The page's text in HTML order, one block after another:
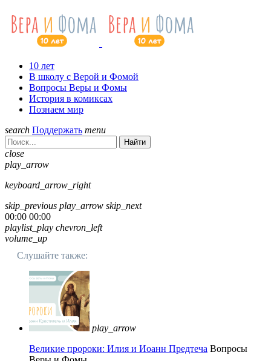
10 лет
В школу с Верой и Фомой
Вопросы Веры и Фомы
История в комиксах
Познаем мир
search Поддержать menu
Найти
close
play_arrow
keyboard_arrow_right
skip_previous play_arrow skip_next
00:00 00:00
playlist_play chevron_left
volume_up
Слушайте также:
play_arrow
Великие пророки: Илия и Иоанн Предтеча Вопросы